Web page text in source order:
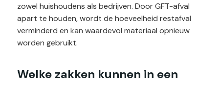
zowel huishoudens als bedrijven. Door GFT-afval
apart te houden, wordt de hoeveelheid restafval
verminderd en kan waardevol materiaal opnieuw
worden gebruikt​.
Welke zakken kunnen in een